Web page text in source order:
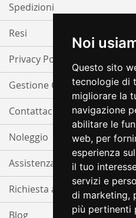
Noi
Questo sito
tecnologie di
migliorare la
navigazione
abilitare le
web, per
esperienza
il tuo
servizi e
di marketing,
più pertinenti
Spedizioni
Resi
Privacy Policy
Gestione Cookie
Contattaci
Noleggio
Assistenza
Richiesta assistenza
Blog